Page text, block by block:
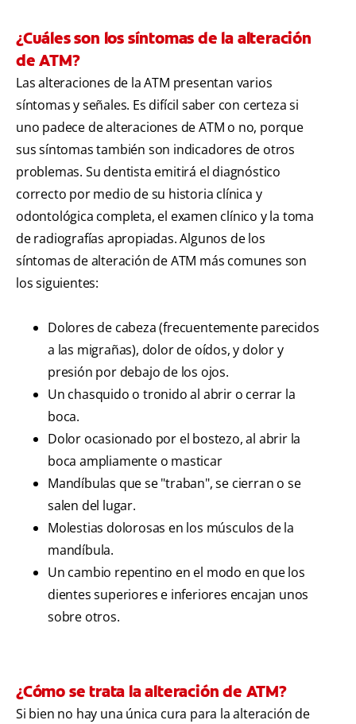
¿Cuáles son los síntomas de la alteración
de ATM?
Las alteraciones de la ATM presentan varios
síntomas y señales. Es difícil saber con certeza si
uno padece de alteraciones de ATM o no, porque
sus síntomas también son indicadores de otros
problemas. Su dentista emitirá el diagnóstico
correcto por medio de su historia clínica y
odontológica completa, el examen clínico y la toma
de radiografías apropiadas. Algunos de los
síntomas de alteración de ATM más comunes son
los siguientes:
Dolores de cabeza (frecuentemente parecidos
a las migrañas), dolor de oídos, y dolor y
presión por debajo de los ojos.
Un chasquido o tronido al abrir o cerrar la
boca.
Dolor ocasionado por el bostezo, al abrir la
boca ampliamente o masticar
Mandíbulas que se "traban", se cierran o se
salen del lugar.
Molestias dolorosas en los músculos de la
mandíbula.
Un cambio repentino en el modo en que los
dientes superiores e inferiores encajan unos
sobre otros.
¿Cómo se trata la alteración de ATM?
Si bien no hay una única cura para la alteración de